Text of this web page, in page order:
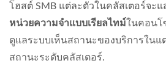
โฮสต์ SMB แต่ละตัวในคลัสเตอร์จะแ
หน่วยความจำแบบเรียลไทม์ในคอนโ
ดูแลระบบเห็นสถานะของบริการใน
สถานะระดับคลัสเตอร์.